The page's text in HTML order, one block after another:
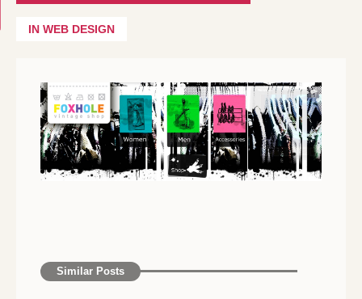
IN WEB DESIGN
Similar Posts